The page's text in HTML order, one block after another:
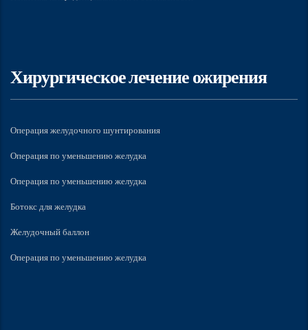
Хирургическое лечение ожирения
Операция желудочного шунтирования
Операция по уменьшению желудка
Операция по уменьшению желудка
Ботокс для желудка
Желудочный баллон
Операция по уменьшению желудка